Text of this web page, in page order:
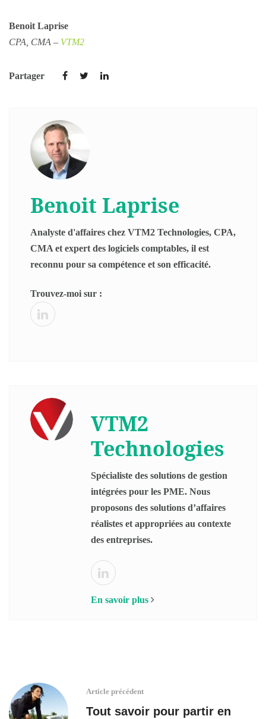
Benoit Laprise
CPA, CMA – VTM2
Partager
Benoit Laprise
Analyste d'affaires chez VTM2 Technologies, CPA,
CMA et expert des logiciels comptables, il est
reconnu pour sa compétence et son efficacité.
Trouvez-moi sur :
VTM2
Technologies
Spécialiste des solutions de gestion
intégrées pour les PME. Nous
proposons des solutions d’affaires
réalistes et appropriées au contexte
des entreprises.
En savoir plus
Article précédent
Tout savoir pour partir en